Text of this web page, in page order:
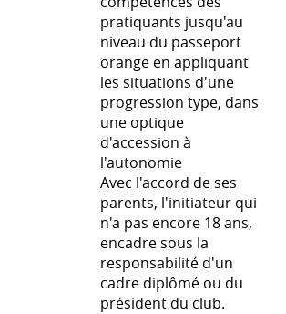
pratiquants jusqu'au
niveau du passeport
orange en appliquant
les situations d'une
progression type, dans
une optique
d'accession à
l'autonomie
Avec l'accord de ses
parents, l'initiateur qui
n'a pas encore 18 ans,
encadre sous la
responsabilité d'un
cadre diplômé ou du
président du club.